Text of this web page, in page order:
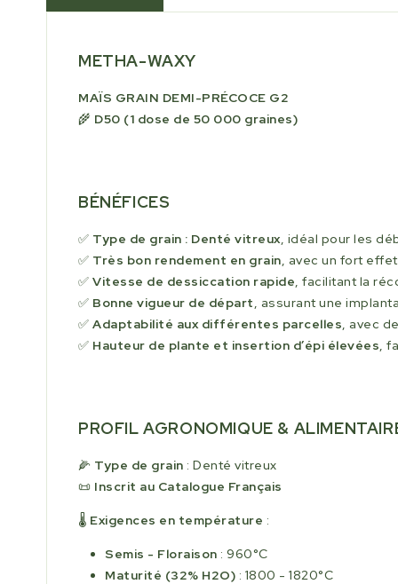
METHA-WAXY
MAÏS GRAIN DEMI-PRÉCOCE G2
🌾 D50 (1 dose de 50 000 graines)
BÉNÉFICES
✅ Type de grain : Denté vitreux, idéal pour les
✅ Très bon rendement en grain, avec un fort
✅ Vitesse de dessiccation rapide, facilitant la
✅ Bonne vigueur de départ, assurant une
✅ Adaptabilité aux différentes parcelles, avec
✅ Hauteur de plante et insertion d’épi élevées,
PROFIL AGRONOMIQUE &
🌽 Type de grain : Denté vitreux
📜 Inscrit au Catalogue Français
🌡️ Exigences en température :
Semis - Floraison : 960°C
Maturité (32% H2O) : 1800 - 1820°C